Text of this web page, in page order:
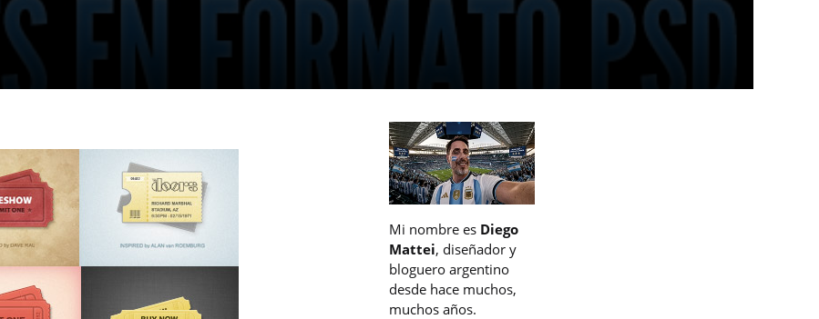
Mi nombre es Diego
Mattei, diseñador y
bloguero argentino
desde hace muchos,
muchos años.